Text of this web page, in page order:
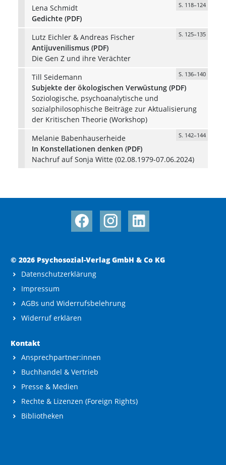
Lena Schmidt
S. 118–124
Gedichte (PDF)
Lutz Eichler & Andreas Fischer
S. 125–135
Antijuvenilismus (PDF)
Die Gen Z und ihre Verächter
Till Seidemann
S. 136–140
Subjekte der ökologischen Verwüstung (PDF)
Soziologische, psychoanalytische und
sozialphilosophische Beiträge zur Aktualisierung
der Kritischen Theorie (Workshop)
Melanie Babenhauserheide
S. 142–144
In Konstellationen denken (PDF)
Nachruf auf Sonja Witte (02.08.1979-07.06.2024)
© 2026 Psychosozial-Verlag GmbH & Co KG
Datenschutzerklärung
Impressum
AGBs und Widerrufsbelehrung
Widerruf erklären
Kontakt
Ansprechpartner:innen
Buchhandel & Vertrieb
Presse & Medien
Rechte & Lizenzen (Foreign Rights)
Bibliotheken